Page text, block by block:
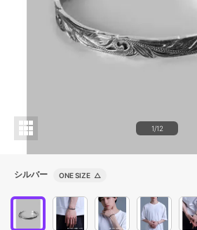
1/12
シルバー ONE SIZE △